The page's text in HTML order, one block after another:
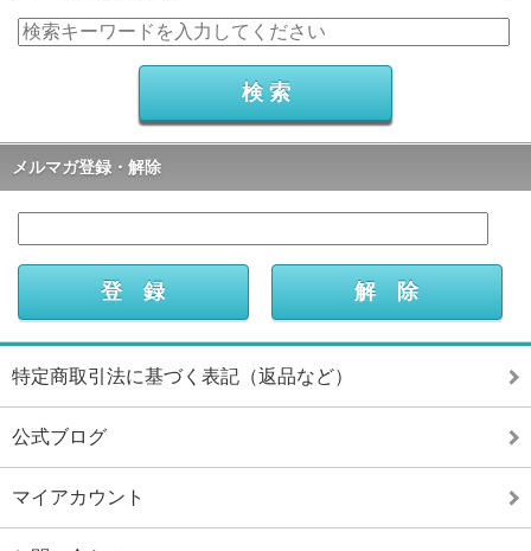
メルマガ登録・解除
特定商取引法に基づく表記（返品など）
公式ブログ
マイアカウント